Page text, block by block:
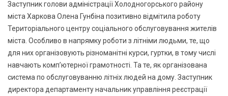
Заступник голови адміністрації Холодногорського району
міста Харкова Олена Гунбіна позитивно відмітила роботу
Територіального центру соціального обслуговування жителів
міста. Особливо в напрямку роботи з літніми людьми, те, що
для них організовують різноманітні курси, гуртки, в тому числі
навчають комп’ютерної грамотності. Та те, як організована
система по обслуговуванню літніх людей на дому. Заступник
директора департаменту начальник управління реєстрації